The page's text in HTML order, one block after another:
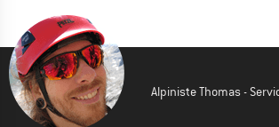
Alpiniste Thomas -